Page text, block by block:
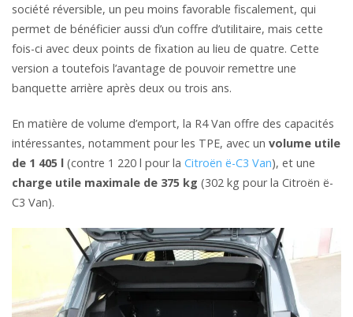
société réversible, un peu moins favorable fiscalement, qui
permet de bénéficier aussi d’un coffre d’utilitaire, mais cette
fois-ci avec deux points de fixation au lieu de quatre. Cette
version a toutefois l’avantage de pouvoir remettre une
banquette arrière après deux ou trois ans.
En matière de volume d’emport, la R4 Van offre des capacités
intéressantes, notamment pour les TPE, avec un volume utile
de 1 405 l (contre 1 220 l pour la Citroën ë-C3 Van), et une
charge utile maximale de 375 kg (302 kg pour la Citroën ë-
C3 Van).